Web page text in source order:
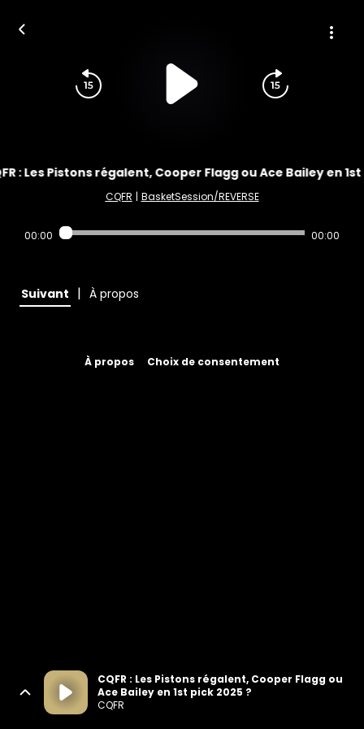
: Les Pistons régalent, Cooper Flagg ou Ace Bailey en 1st
CQFR | BasketSession/REVERSE
00:00 00:00
Suivant | À propos
À propos Choix de consentement
CQFR : Les Pistons régalent, Cooper Flagg ou
Ace Bailey en 1st pick 2025 ?
CQFR